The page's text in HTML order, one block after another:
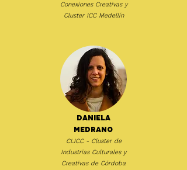
Conexiones Creativas y
Cluster ICC Medellín
Daniela
Medrano
CLICC - Cluster de
Industrias Culturales y
Creativas de Córdoba